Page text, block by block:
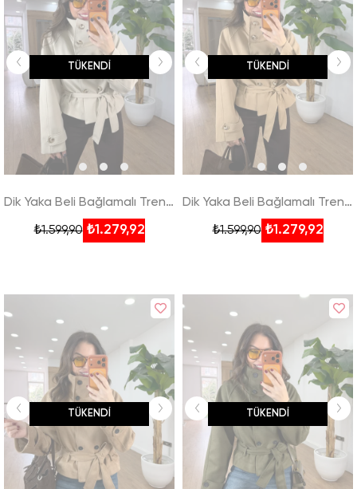
TÜKENDI
Dik Yaka Beli Bağlamalı Trençkot - Taş
₺1.279,92
₺1.599,90
TÜKENDI
Dik Yaka Beli Bağlamalı Trençkot - Camel
₺1.279,92
₺1.599,90
TÜKENDI TÜKENDI